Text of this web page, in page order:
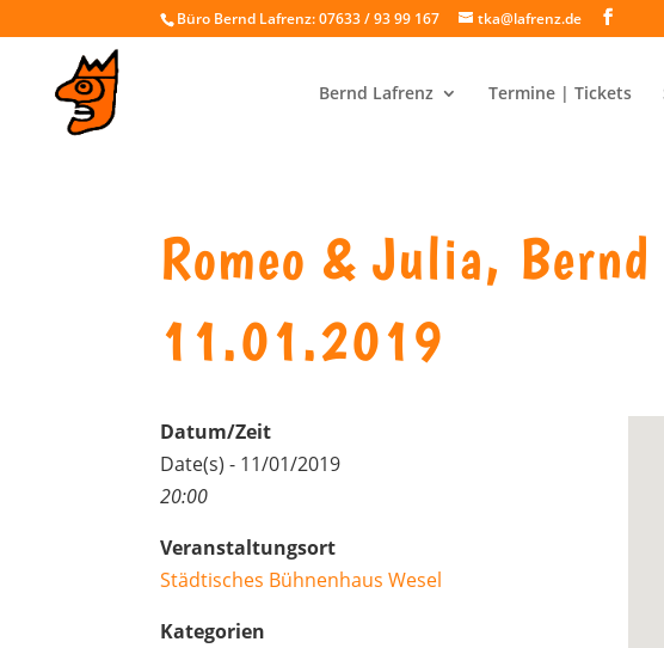
Büro Bernd Lafrenz: 07633 / 93 99 167 tka@lafrenz.de
Bernd Lafrenz Termine | Tickets
Romeo & Julia,
11.01.2019
Datum/Zeit
Date(s) - 11/01/2019
20:00
Veranstaltungsort
Städtisches Bühnenhaus Wesel
Kategorien